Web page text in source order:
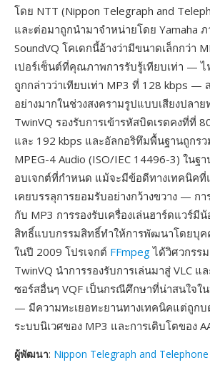
โดย NTT (Nippon Telegraph and
และต่อมาถูกนำมาจำหน่ายโดย Yamaha
SoundVQ โคเดกนี้อ้างว่ามีขนาดเล็กกว่า
เปอร์เซ็นต์ที่คุณภาพการรับรู้เทียบเท่า — ไ
ถูกกล่าวว่าเทียบเท่า MP3 ที่ 128 kbps —
อย่างมากในช่วงสงครามรูปแบบเสียงปลา
TwinVQ รองรับการเข้ารหัสบิตเรตคงที่ที่
และ 192 kbps และอัลกอริทึมพื้นฐานถูกรว
MPEG-4 Audio (ISO/IEC 14496-3) ในฐ
อบเจกต์ที่กำหนด แม้จะมีข้อดีทางเทคนิคที่
เคยบรรลุการยอมรับอย่างกว้างขวาง — กา
กับ MP3 การรองรับเครื่องเล่นฮาร์ดแวร์มี
สิทธิ์แบบกรรมสิทธิ์ทำให้การพัฒนาโดยบุ
ในปี 2009 โปรเจกต์ FFmpegได้วิศวกรร
TwinVQ นำการรองรับการเล่นมาสู่ VLC แ
ซอร์สอื่นๆ VQF เป็นกรณีศึกษาที่น่าสนใจใ
— มีความทะเยอทะยานทางเทคนิคแต่ถูก
ระบบนิเวศของ MP3 และการเติบโตของ
ผู้พัฒนา: Nippon Telegraph and Telephone